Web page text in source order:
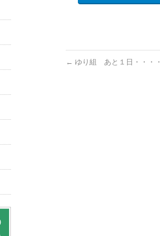
← ゆり組 あと１日・・・・